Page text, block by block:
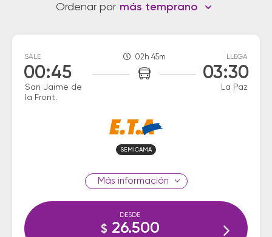
Ordenar por más temprano
SALE
00:45
San Jaime de
la Front.
02h 45m LLEGA
03:30
La Paz
SEMICAMA
información
DESDE
$ 26.500